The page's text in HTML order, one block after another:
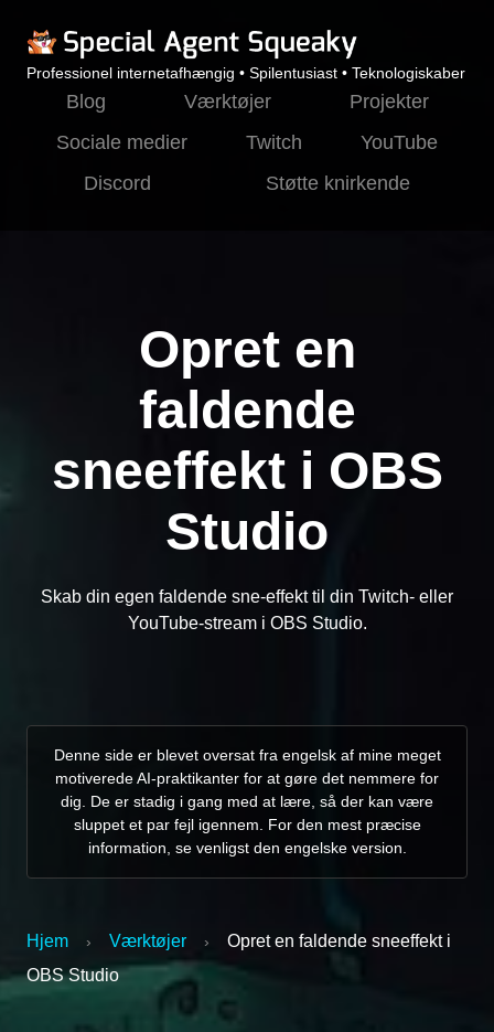
Professionel internetafhængig • Spilentusiast • Teknologiskaber
Blog Værktøjer
Projekter
Sociale medier
Twitch
YouTube
Discord
Støtte knirkende
Opret en
faldende
sneeffekt i OBS
Studio
Skab din egen faldende sne-effekt til din Twitch- eller
YouTube-stream i OBS Studio.
Denne side er blevet oversat fra engelsk af mine meget
motiverede AI-praktikanter for at gøre det nemmere for
dig. De er stadig i gang med at lære, så der kan være
sluppet et par fejl igennem. For den mest præcise
information, se venligst den engelske version.
Hjem › Værktøjer ›
Opret en faldende sneeffekt i
OBS Studio